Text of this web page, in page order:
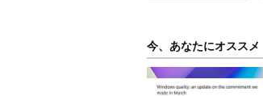
今、あなたにオススメ